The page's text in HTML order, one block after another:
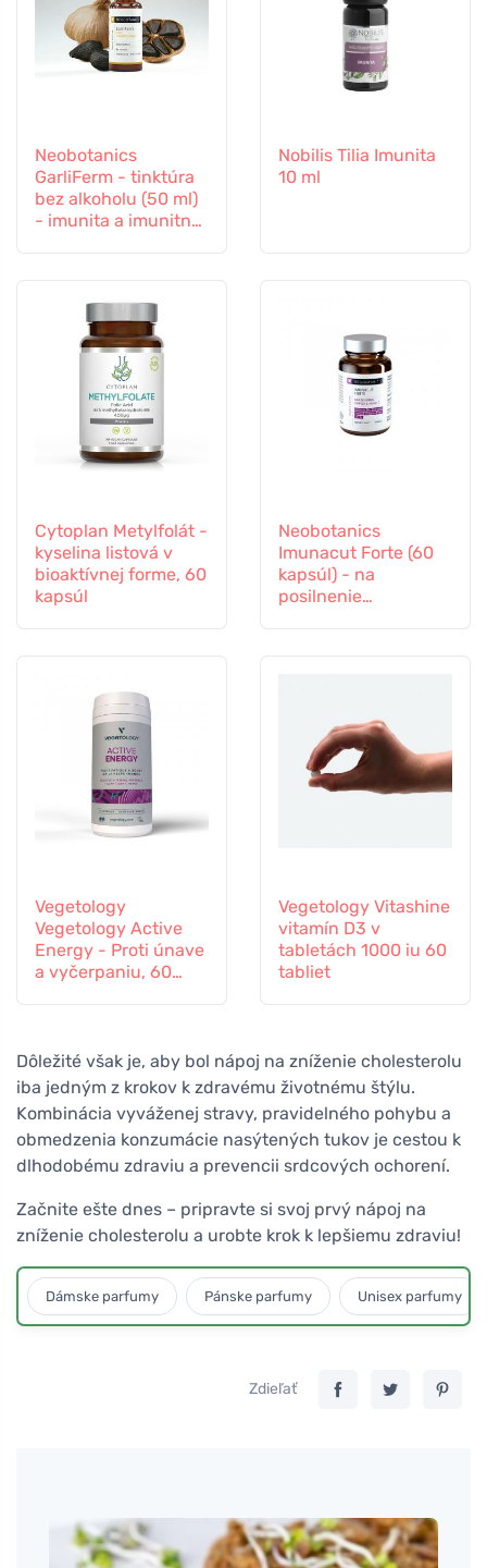
Neobotanics
GarliFerm - tinktúra
bez alkoholu (50 ml)
- imunita a imunitný
Nobilis Tilia Imunita
10 ml
Cytoplan Metylfolát -
kyselina listová v
bioaktívnej forme, 60
kapsúl
Neobotanics
Imunacut Forte (60
kapsúl) - na
posilnenie
Vegetology
Vegetology Active
Energy - Proti únave
a vyčerpaniu, 60
Vegetology Vitashine
vitamín D3 v
tabletách 1000 iu 60
tabliet
Dôležité však je, aby bol nápoj na zníženie cholesterolu
iba jedným z krokov k zdravému životnému štýlu.
Kombinácia vyváženej stravy, pravidelného pohybu a
obmedzenia konzumácie nasýtených tukov je cestou k
dlhodobému zdraviu a prevencii srdcových ochorení.
Začnite ešte dnes – pripravte si svoj prvý nápoj na
zníženie cholesterolu a urobte krok k lepšiemu zdraviu!
Dámske parfumy Pánske parfumy Unisex parfumy
Zdieľať